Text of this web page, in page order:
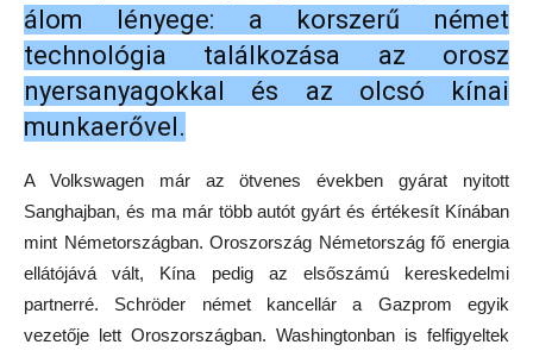
álom lényege: a korszerű német
technológia találkozása az orosz
nyersanyagokkal és az olcsó kínai
munkaerővel.
A Volkswagen már az ötvenes években gyárat nyitott
Sanghajban, és ma már több autót gyárt és értékesít Kínában
mint Németországban. Oroszország Németország fő energia
ellátójává vált, Kína pedig az elsőszámú kereskedelmi
partnerré. Schröder német kancellár a Gazprom egyik
vezetője lett Oroszországban. Washingtonban is felfigyeltek